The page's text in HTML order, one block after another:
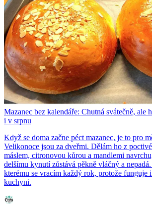
Mazanec bez kalendáře: Chutná svátečně, ale
i v srpnu
Když se doma začne péct mazanec, je to pro
Velikonoce jsou za dveřmi. Dělám ho z
máslem, citronovou kůrou a mandlemi
delšímu kynutí zůstává pěkně vláčný a
kterému se vracím každý rok, protože funguje
kuchyni.